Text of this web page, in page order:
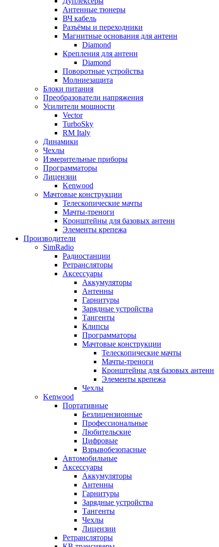
Антенные тюнеры
ВЧ кабель
Разъёмы и переходники
Магнитные основания для антенн
Diamond
Крепления для антенн
Diamond
Поворотные устройства
Молниезащита
Блоки питания
Преобразователи напряжения
Усилители мощности
Vector
TurboSky
RM Italy
Динамики
Чехлы
Измерительные приборы
Программаторы
Лицензии
Kenwood
Мачтовые конструкции
Телескопические мачты
Мачты-треноги
Кронштейны для базовых антенн
Элементы крепежа
Производители
SimRadio
Радиостанции
Ретрансляторы
Аксессуары
Аккумуляторы
Антенны
Гарнитуры
Зарядные устройства
Тангенты
Клипсы
Программаторы
Мачтовые конструкции
Телескопические мачты
Мачты-треноги
Кронштейны для базовых антенн
Элементы крепежа
Чехлы
Kenwood
Портативные
Безлицензионные
Профессиональные
Любительские
Цифровые
Взрывобезопасные
Автомобильные
Аксессуары
Аккумуляторы
Антенны
Гарнитуры
Зарядные устройства
Тангенты
Чехлы
Лицензии
Ретрансляторы